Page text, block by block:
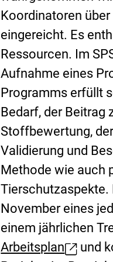
n
e
r
L
i
n
k
:
Koordinatoren
eingereicht. Es
Ressourcen. Im
Aufnahme eines
Programms erfüllt
Bedarf, der Beitrag
Stoffbewertung,
Validierung und
Methode wie auch
Tierschutzaspekte.
November eines
einem jährlichen
E
Arbeitsplan
und